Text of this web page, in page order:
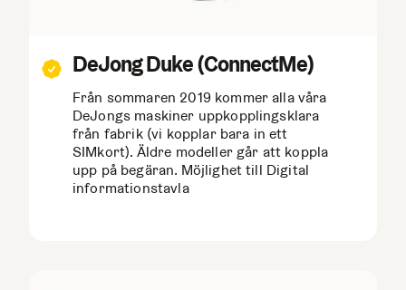
DeJong Duke (ConnectMe)
Från sommaren 2019 kommer alla våra
DeJongs maskiner uppkopplingsklara
från fabrik (vi kopplar bara in ett
SIMkort). Äldre modeller går att koppla
upp på begäran. Möjlighet till Digital
informationstavla